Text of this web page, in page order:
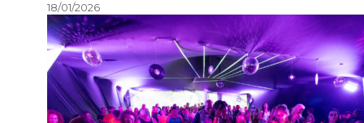
18/01/2026